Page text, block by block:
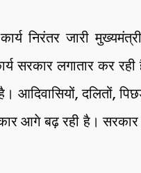
निरंतर जारी
सरकार लगातार कर
आदिवासियों, दलितों,
आगे बढ़ रही है।